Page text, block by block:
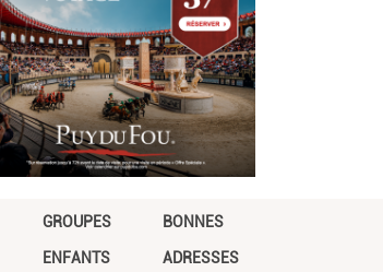
GROUPES
ENFANTS
BONNES
ADRESSES